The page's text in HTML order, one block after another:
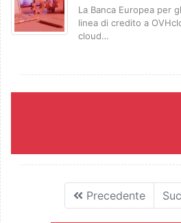
La Banca Europea per
linea di credito a
cloud…
Precedente